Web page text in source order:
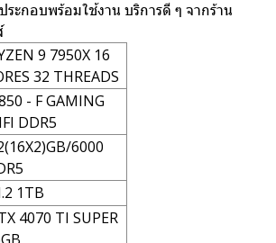
ระกอบพร้อมใช้งาน บริการดี ๆ จากร้าน
9 7950X 16
32 THREADS
- F GAMING
DDR5
6000
1TB
4070 TI SUPER